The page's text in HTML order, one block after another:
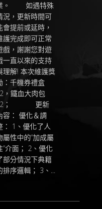
。 如遇特殊
況，更新時間可
會提前或延時，
護完成即可正常
戲，謝謝您對遊
一直以來的支持
理解! 本次維護獎
：千機券禮盒
，鐵血大肉包
； 更新
容： 優化＆調
： 1、優化了人
屬性中的“加成屬
”介面； 2、優化
部分情況下典籍
排序邏輯； 3、...